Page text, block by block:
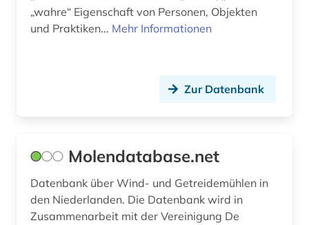
„wahre“ Eigenschaft von Personen, Objekten
und Praktiken... Mehr Informationen
Zur Datenbank
Molendatabase.net
Datenbank über Wind- und Getreidemühlen in
den Niederlanden. Die Datenbank wird in
Zusammenarbeit mit der Vereinigung De